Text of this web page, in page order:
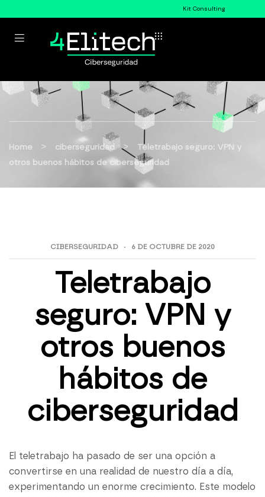
Kit Consulting
Home > ciberseguridad >
Teletrabajo seguro: VPN y
otros buenos hábitos de ciberseguridad
CIBERSEGURIDAD 6 DE OCTUBRE DE 2020
Teletrabajo
seguro: VPN y
otros buenos
hábitos de
ciberseguridad
El teletrabajo ha pasado de ser una opción a
convertirse en una realidad de nuestro día a día,
experimentando un enorme crecimiento. Este modelo